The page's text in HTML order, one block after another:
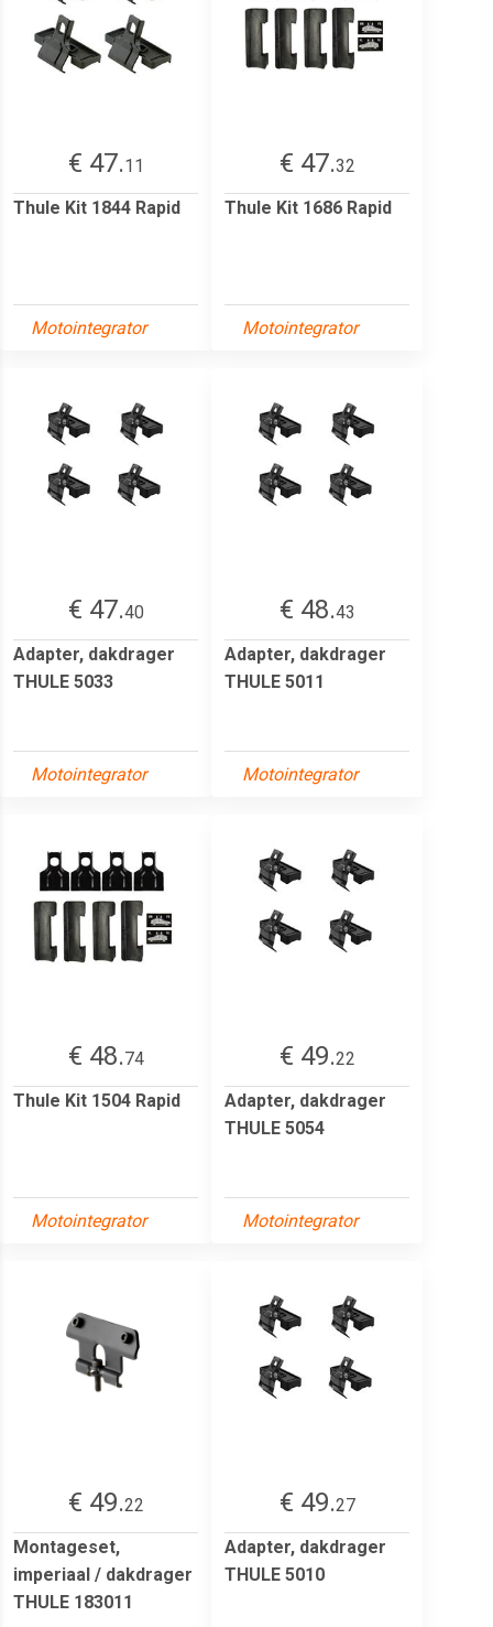
€ 47.11
Thule Kit 1844 Rapid
Motointegrator
€ 47.32
Thule Kit 1686 Rapid
Motointegrator
€ 47.40
Adapter, dakdrager
THULE 5033
Motointegrator
€ 48.43
Adapter, dakdrager
THULE 5011
Motointegrator
€ 48.74
Thule Kit 1504 Rapid
Motointegrator
€ 49.22
Adapter, dakdrager
THULE 5054
Motointegrator
€ 49.22
Montageset,
imperiaal / dakdrager
THULE 183011
€ 49.27
Adapter, dakdrager
THULE 5010